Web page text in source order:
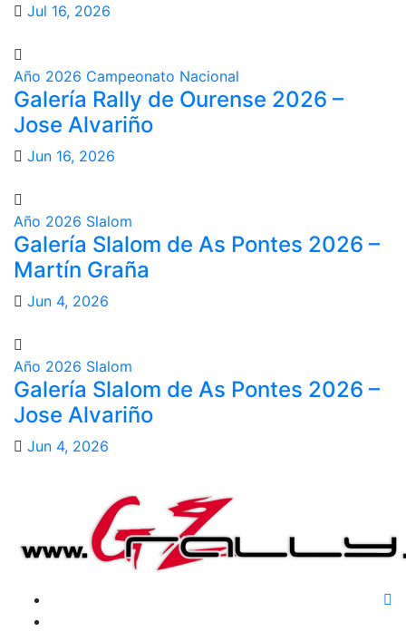
Jul 16, 2026
Año 2026 Campeonato Nacional
Galería Rally de Ourense 2026 –
Jose Alvariño
Jun 16, 2026
Año 2026 Slalom
Galería Slalom de As Pontes 2026 –
Martín Graña
Jun 4, 2026
Año 2026 Slalom
Galería Slalom de As Pontes 2026 –
Jose Alvariño
Jun 4, 2026